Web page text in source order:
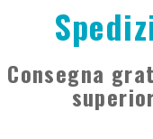
RICHIEDI
Consegna